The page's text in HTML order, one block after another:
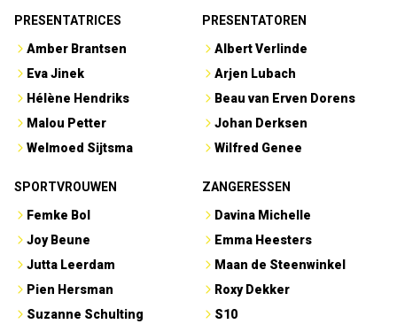
PRESENTATRICES
Amber Brantsen
Eva Jinek
Hélène Hendriks
Malou Petter
Welmoed Sijtsma
PRESENTATOREN
Albert Verlinde
Arjen Lubach
Beau van Erven Dorens
Johan Derksen
Wilfred Genee
SPORTVROUWEN
Femke Bol
Joy Beune
Jutta Leerdam
Pien Hersman
Suzanne Schulting
ZANGERESSEN
Davina Michelle
Emma Heesters
Maan de Steenwinkel
Roxy Dekker
S10